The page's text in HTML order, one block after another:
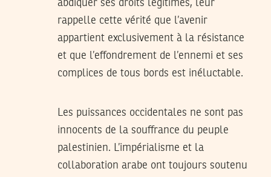
abdiquer ses droits légitimes, leur
rappelle cette vérité que l’avenir
appartient exclusivement à la résistance
et que l’effondrement de l’ennemi et ses
complices de tous bords est inéluctable.
Les puissances occidentales ne sont pas
innocents de la souffrance du peuple
palestinien. L’impérialisme et la
collaboration arabe ont toujours soutenu